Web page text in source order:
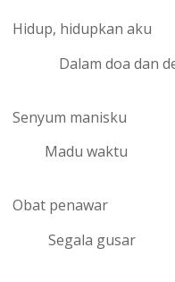
Hidup, hidupkan aku
Dalam doa dan
Senyum manisku
Madu waktu
Obat penawar
Segala gusar